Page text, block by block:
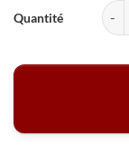
quantité de